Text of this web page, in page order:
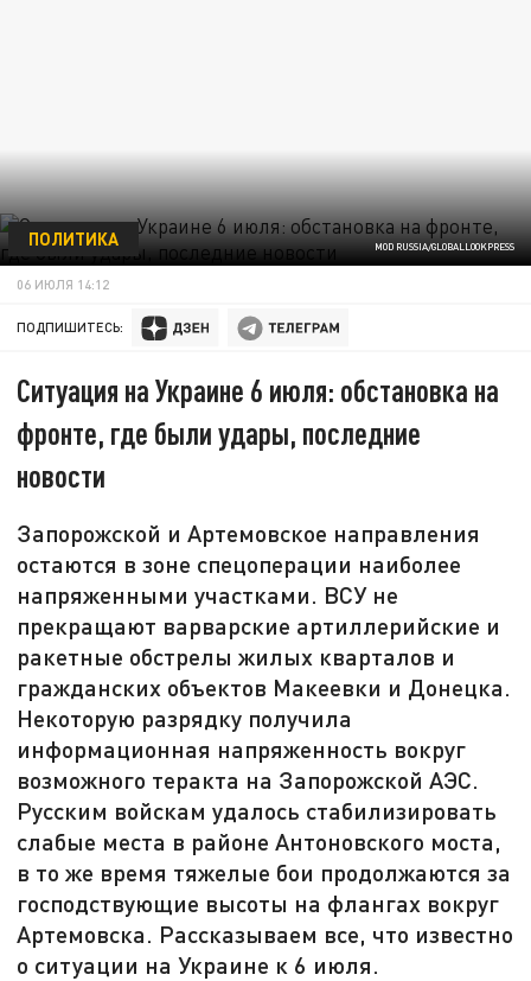
MOD RUSSIA/GLOBALLOOKPRESS
ПОЛИТИКА
06 ИЮЛЯ 14:12
ПОДПИШИТЕСЬ:
Ситуация на Украине 6 июля: обстановка на
фронте, где были удары, последние
новости
Запорожской и Артемовское направления
остаются в зоне спецоперации наиболее
напряженными участками. ВСУ не
прекращают варварские артиллерийские и
ракетные обстрелы жилых кварталов и
гражданских объектов Макеевки и Донецка.
Некоторую разрядку получила
информационная напряженность вокруг
возможного теракта на Запорожской АЭС.
Русским войскам удалось стабилизировать
слабые места в районе Антоновского моста,
в то же время тяжелые бои продолжаются за
господствующие высоты на флангах вокруг
Артемовска. Рассказываем все, что известно
о ситуации на Украине к 6 июля.